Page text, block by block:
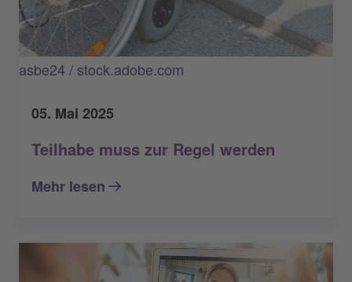
asbe24 / stock.adobe.com
05. Mai 2025
Teilhabe muss zur Regel werden
Mehr lesen